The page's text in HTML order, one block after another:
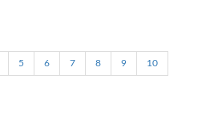
5 6 7 8 9 10